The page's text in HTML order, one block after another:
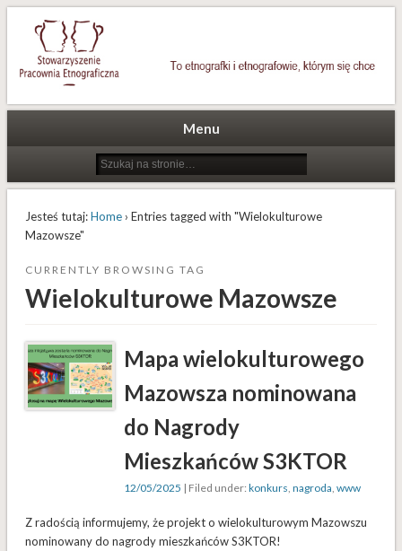
Stowarzyszenie Pracownia
Etnograficzna
To etnografki i etnografowie, którym się chce
Menu
Jesteś tutaj:Home› Entries tagged with "Wielokulturowe
Mazowsze"
CURRENTLY BROWSING TAG
Wielokulturowe Mazowsze
Mapa wielokulturowego
Mazowsza nominowana
do Nagrody
Mieszkańców S3KTOR
12/05/2025 | Filed under:konkurs ,nagroda ,www
Z radością informujemy, że projekt o wielokulturowym Mazowszu
nominowany do nagrody mieszkańców S3KTOR!